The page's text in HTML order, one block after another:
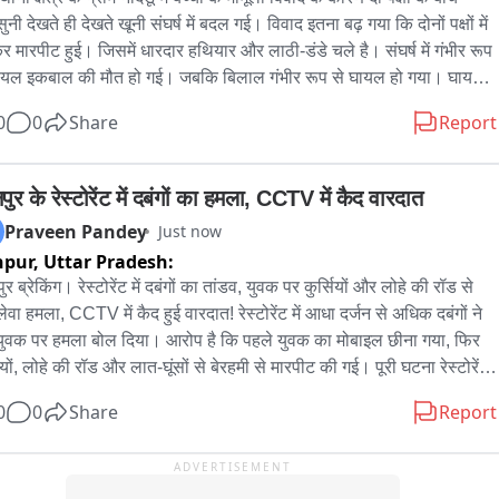
देखते ही देखते खूनी संघर्ष में बदल गई। विवाद इतना बढ़ गया कि दोनों पक्षों में
मारपीट हुई। जिसमें धारदार हथियार और लाठी-डंडे चले है। संघर्ष में गंभीर रूप
इकबाल की मौत हो गई। जबकि बिलाल गंभीर रूप से घायल हो गया। घायल
जा रही है। घटना की सूचना मिलते ही थाना धामपुर पुलिस मौके पर पहुंची और
गया है। पुलिस ने शव को कब्जे में लेकर पोस्टमार्टम के लिए भेज दिया है तथा
की जांच शुरू कर दी है। उधर सीओ डा.अंजनी कुमार चतुर्वेदी का कहना है कि
के सभी पहलुओं की गहनता से जांच की जा रही है और दोषियों के खिलाफ साक्ष्यों
पर सख्त कानूनी कार्रवाई की जाएगी। घटना के बाद पूरे गांव में दहशत और
तनाव का माहौल बना हुआ है
0 Share Report
के रेस्टोरेंट में दबंगों का हमला, CCTV में कैद वारदात
Praveen Pandey Just now
Uttar Pradesh:
ब्रेकिंग। रेस्टोरेंट में दबंगों का तांडव, युवक पर कुर्सियों और लोहे की रॉड से
हमला, CCTV में कैद हुई वारदात! रेस्टोरेंट में आधा दर्जन से अधिक दबंगों ने
पर हमला बोल दिया। आरोप है कि पहले युवक का मोबाइल छीना गया, फिर
लोहे की रॉड और लात-घूंसों से बेरहमी से मारपीट की गई। पूरी घटना रेस्टोरेंट
समेत अन्य आरोपियों पर जानलेवा हमला, मोबाइल छीनने और जान से मारने की
से करीब आधा दर्जन मुकदमे दर्ज हैं और वह पूर्व में गोविंद नगर थाना क्षेत्र से जेल
0 Share Report
ADVERTISEMENT